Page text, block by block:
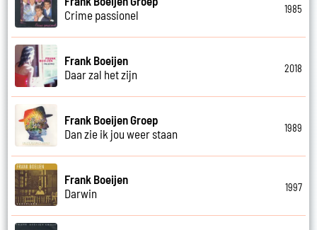
Crime passionel
1985
Frank Boeijen
Daar zal het zijn
2018
Frank Boeijen Groep
Dan zie ik jou weer staan
1989
Frank Boeijen
Darwin
1997